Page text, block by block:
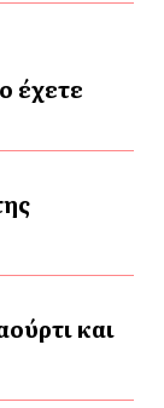
έχετε
και